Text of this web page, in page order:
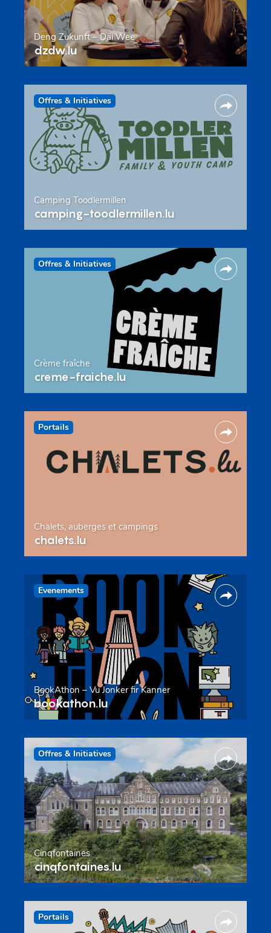
Deng Zukunft – Däi Wee
dzdw.lu
Offres & Initiatives
Camping Toodlermillen
camping-toodlermillen.lu
Offres & Initiatives
Crème fraîche
creme-fraiche.lu
Portails
Chalets, auberges et campings
chalets.lu
Evenements
BookAthon – Vu Jonker fir Kanner
bookathon.lu
Offres & Initiatives
Cinqfontaines
cinqfontaines.lu
Portails